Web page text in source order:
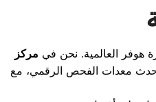
هوفر العالمية. نحن في مركز
أحدث معدات الفحص الرقمي، مع